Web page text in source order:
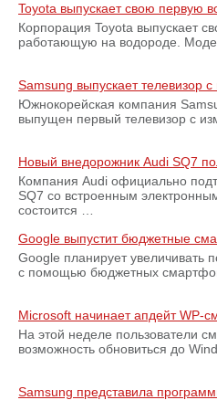
Toyota выпускает свою первую
Корпорация Toyota выпускает
работающую на водороде.
Samsung выпускает телевизор
Южнокорейская компания
выпущен первый телевизор с
Новый внедорожник Audi SQ7
Компания Audi официально
SQ7 со встроенным
состоится …
Google выпустит бюджетные
Google планирует увеличивать
с помощью бюджетных
Microsoft начинает апдейт WP-
На этой неделе пользователи
возможность обновиться до
Samsung представила